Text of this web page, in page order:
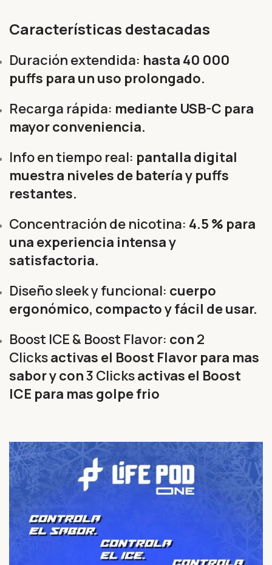
Características destacadas
Duración extendida: hasta 40 000
puffs para un uso prolongado.
Recarga rápida: mediante USB-C para
mayor conveniencia.
Info en tiempo real: pantalla digital
muestra niveles de batería y puffs
restantes.
Concentración de nicotina: 4.5 % para
una experiencia intensa y
satisfactoria.
Diseño sleek y funcional: cuerpo
ergonómico, compacto y fácil de usar.
Boost ICE & Boost Flavor: con 2
Clicksactivas el Boost Flavor para mas
sabor y con3 Clicksactivas el Boost
ICE para mas golpe frio